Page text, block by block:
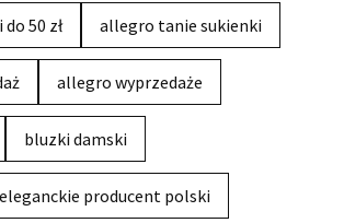
50 zł allegro tanie sukienki
allegro wyprzedaże
bluzki damski
producent polski